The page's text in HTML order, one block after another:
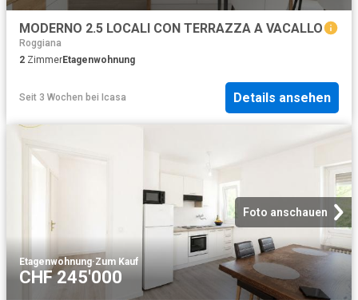
MODERNO 2.5 LOCALI CON TERRAZZA A VACALLO
Roggiana
2 ZimmerEtagenwohnung
Seit 3 Wochen bei Icasa Details ansehen
Foto anschauen
Etagenwohnung·Zum Kauf
CHF 245'000